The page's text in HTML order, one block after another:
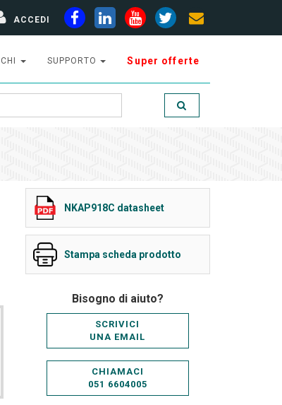
ACCEDI
SUPPORTO Super offerte
NKAP918C datasheet
Stampa scheda prodotto
Bisogno di aiuto?
SCRIVICI
UNA EMAIL
CHIAMACI
051 6604005